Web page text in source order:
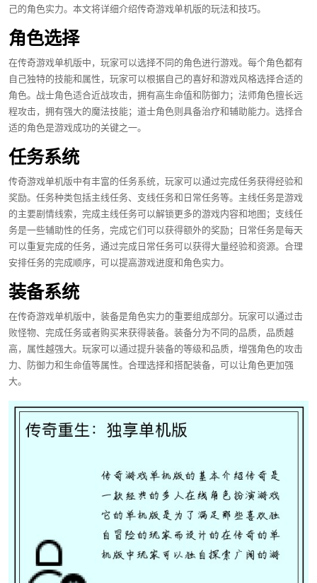
己的角色实力。本文将详细介绍传奇游戏单机版的玩法和技巧。
角色选择
在传奇游戏单机版中，玩家可以选择不同的角色进行游戏。每个角色都有
自己独特的技能和属性，玩家可以根据自己的喜好和游戏风格选择合适的
角色。战士角色适合近战攻击，拥有高生命值和防御力；法师角色擅长远
程攻击，拥有强大的魔法技能；道士角色则具备治疗和辅助能力。选择合
适的角色是游戏成功的关键之一。
任务系统
传奇游戏单机版中有丰富的任务系统，玩家可以通过完成任务获得经验和
奖励。任务种类包括主线任务、支线任务和日常任务等。主线任务是游戏
的主要剧情线索，完成主线任务可以解锁更多的游戏内容和地图；支线任
务是一些辅助性的任务，完成它们可以获得额外的奖励；日常任务是每天
可以重复完成的任务，通过完成日常任务可以获得大量经验和资源。合理
安排任务的完成顺序，可以提高游戏进度和角色实力。
装备系统
在传奇游戏单机版中，装备是角色实力的重要组成部分。玩家可以通过击
败怪物、完成任务或者购买来获得装备。装备分为不同的品质，品质越
高，属性越强大。玩家可以通过提升装备的等级和品质，增强角色的攻击
力、防御力和生命值等属性。合理选择和搭配装备，可以让角色更加强
大。